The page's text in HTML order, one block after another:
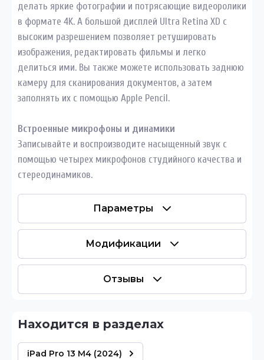
делать яркие фотографии и потрясающие видеоролики
в формате 4K. А большой дисплей Ultra Retina XD с
высоким разрешением позволяет ретушировать
изображения, редактировать фильмы и легко
делиться ими. Вы также можете использовать заднюю
камеру для сканирования документов, а затем
заполнять их с помощью Apple Pencil.
Встроенные микрофоны и динамики
Записывайте и воспроизводите насыщенный звук с
помощью четырех микрофонов студийного качества и
стереодинамиков.
Параметры
Модификации
Отзывы
Находится в разделах
iPad Pro 13 M4 (2024)